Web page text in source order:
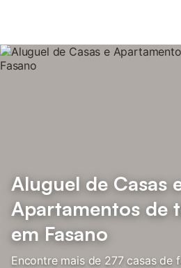
Aluguel de Casas
Apartamentos de
em Fasano
Encontre mais de 277 casas de